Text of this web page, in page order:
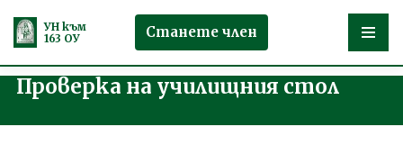
Продължете
към
УН към
163 ОУ
Станете член
Проверка на училищния стол